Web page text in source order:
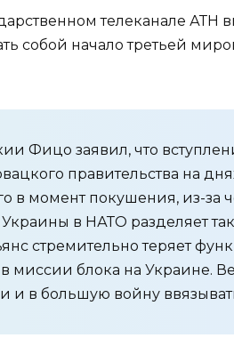
телеканале
собой начало третьей
Фицо заявил, что
правительства на
в момент покушения, из-за
в НАТО разделяет
стремительно теряет
в миссии блока на Украине.
и в большую войну